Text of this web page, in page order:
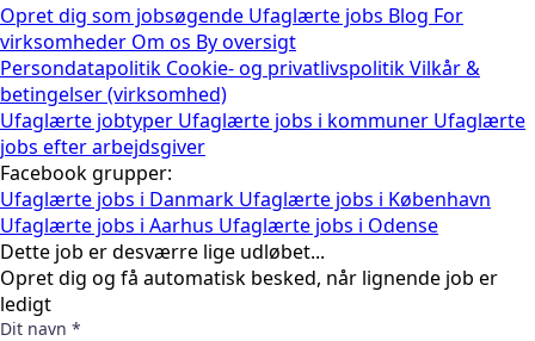
Opret dig som jobsøgende Ufaglærte jobs Blog For
virksomheder Om os By oversigt
Persondatapolitik Cookie- og privatlivspolitikVilkår &
betingelser (virksomhed)
Ufaglærte jobtyper Ufaglærte jobs i kommuner Ufaglærte
jobs efter arbejdsgiver
Facebook grupper:
Ufaglærte jobs i Danmark Ufaglærte jobs i København
Ufaglærte jobs i Aarhus Ufaglærte jobs i Odense
Dette job er desværre lige udløbet...
Opret dig og få automatisk besked, når lignende job er
ledigt
Dit navn *